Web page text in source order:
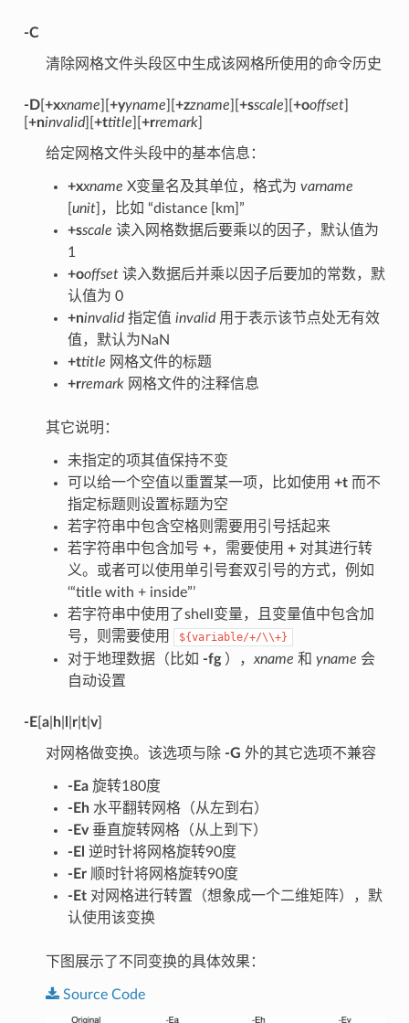
-C
清除网格文件头段区中生成该网格所使用的命令历史
-D[ +xxname +yyname +zzname +sscale +ooffset]
+ninvalid][ +ttitle +rremark]
给定网格文件头段中的基本信息：
+xxname X变量名及其单位，格式为 varname
unit]，比如 “distance [km]”
+sscale 读入网格数据后要乘以的因子，默认值为
1
+ooffset读入数据后并乘以因子后要加的常数，默
认值为 0
+ninvalid指定值 invalid用于表示该节点处无有效
值，默认为NaN
+ttitle 网格文件的标题
+rremark网格文件的注释信息
其它说明：
未指定的项其值保持不变
可以给一个空值以重置某一项，比如使用 +t而不
指定标题则设置标题为空
若字符串中包含空格则需要用引号括起来
若字符串中包含加号 +，需要使用 +对其进行转
义。或者可以使用单引号套双引号的方式，例如
‘“title with + inside”’
若字符串中使用了shell变量，且变量值中包含加
号，则需要使用
${variable/+/\\+}
对于地理数据（比如 -fg）， xname 和 yname 会
自动设置
-E[ a| h| r| t| v]
对网格做变换。该选项与除 -G 外的其它选项不兼容
-Ea旋转180度
-Eh水平翻转网格（从左到右）
-Ev垂直旋转网格（从上到下）
-El 逆时针将网格旋转90度
-Er顺时针将网格旋转90度
-Et对网格进行转置（想象成一个二维矩阵），默
认使用该变换
下图展示了不同变换的具体效果：
Source Code